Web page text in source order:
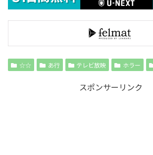
☆☆ あ行 テレビ放映 ホラー
スポンサーリンク